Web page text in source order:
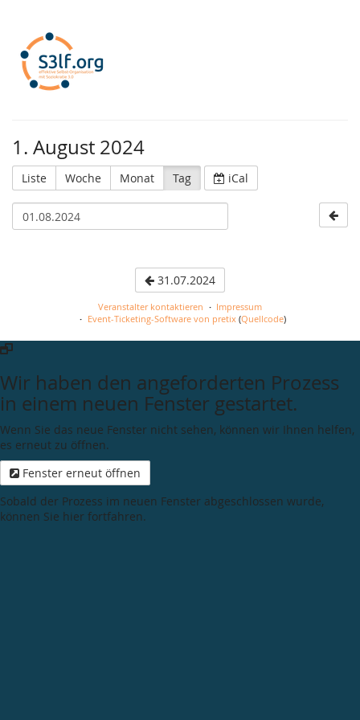
S3lf.org
1. August 2024
Liste Woche Monat Tag iCal
31.07.2024
Veranstalter kontaktieren
Impressum
Event-Ticketing-Software von pretix(Quellcode)
Wir haben den angeforderten Prozess
in einem neuen Fenster gestartet.
Wenn Sie das neue Fenster nicht sehen, können wir Ihnen helfen,
es erneut zu öffnen.
Fenster erneut öffnen
Sobald der Prozess im neuen Fenster abgeschlossen wurde,
können Sie hier fortfahren.